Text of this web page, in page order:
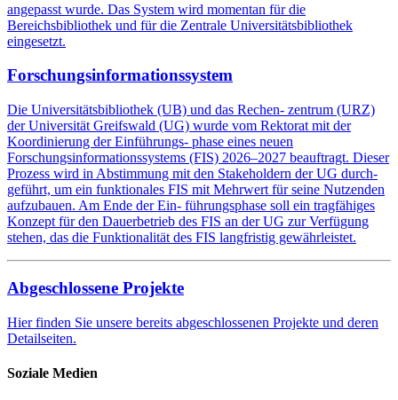
angepasst wurde. Das System wird momentan für die
Bereichsbibliothek und für die Zentrale Universitätsbibliothek
eingesetzt.
Forschungsinformationssystem
Die Universitätsbibliothek (UB) und das Rechen- zentrum (URZ)
der Universität Greifswald (UG) wurde vom Rektorat mit der
Koordinierung der Einführungs- phase eines neuen
Forschungsinformationssystems (FIS) 2026–2027 beauftragt. Dieser
Prozess wird in Abstimmung mit den Stakeholdern der UG durch-
geführt, um ein funktionales FIS mit Mehrwert für seine Nutzenden
aufzubauen. Am Ende der Ein- führungsphase soll ein tragfähiges
Konzept für den Dauerbetrieb des FIS an der UG zur Verfügung
stehen, das die Funktionalität des FIS langfristig gewährleistet.
Abgeschlossene Projekte
Hier finden Sie unsere bereits abgeschlossenen Projekte und deren
Detailseiten.
Soziale Medien